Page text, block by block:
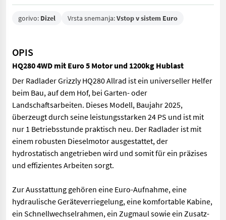
gorivo: Dizel Vrsta snemanja:Vstop v sistem Euro
OPIS
HQ280 4WD mit Euro 5 Motor und 1200kg Hublast
Der Radlader Grizzly HQ280 Allrad ist ein universeller Helfer
beim Bau, auf dem Hof, bei Garten- oder
Landschaftsarbeiten. Dieses Modell, Baujahr 2025,
überzeugt durch seine leistungsstarken 24 PS und ist mit
nur 1 Betriebsstunde praktisch neu. Der Radlader ist mit
einem robusten Dieselmotor ausgestattet, der
hydrostatisch angetrieben wird und somit für ein präzises
und effizientes Arbeiten sorgt.
Zur Ausstattung gehören eine Euro-Aufnahme, eine
hydraulische Geräteverriegelung, eine komfortable Kabine,
ein Schnellwechselrahmen, ein Zugmaul sowie ein Zusatz-